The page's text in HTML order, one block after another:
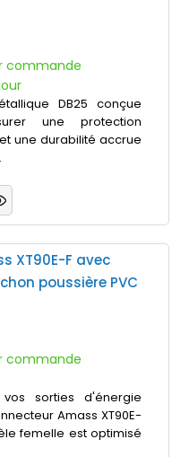
commande
DB25 conçue
une protection
une durabilité accrue
XT90E-F avec
poussière PVC
commande
vos sorties d'énergie
Amass XT90E-
femelle est optimisé